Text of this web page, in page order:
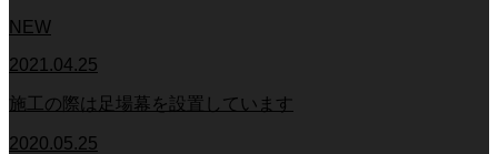
NEW
2021.04.25
施工の際は足場幕を設置しています
2020.05.25